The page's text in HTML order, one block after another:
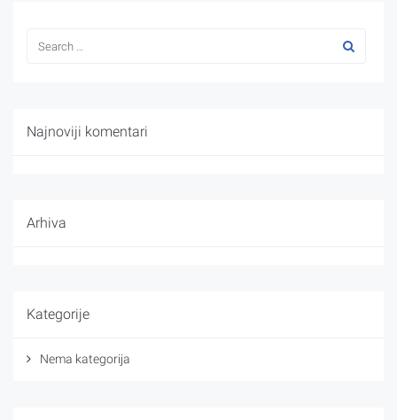
Najnoviji komentari
Arhiva
Kategorije
Nema kategorija